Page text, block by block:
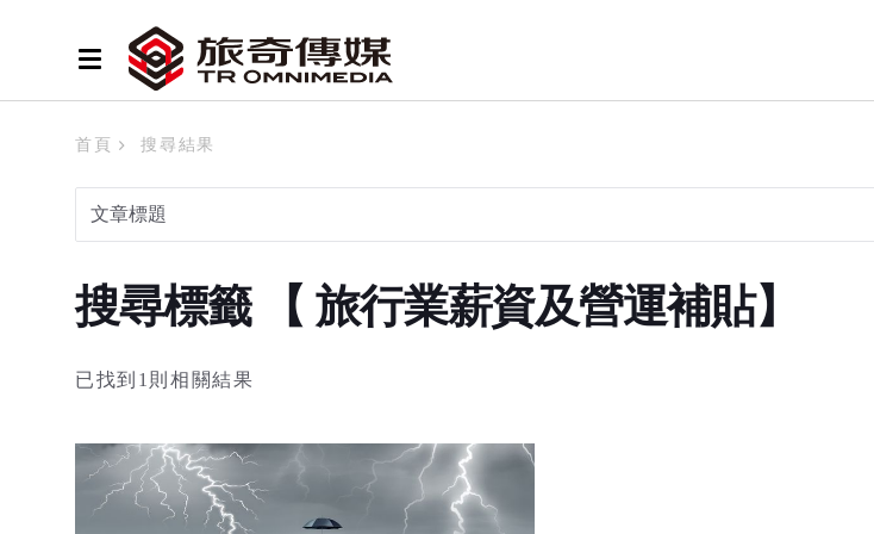
首頁 搜尋結果
搜尋標籤 【 旅行業薪資及營運補貼】
已找到1則相關結果